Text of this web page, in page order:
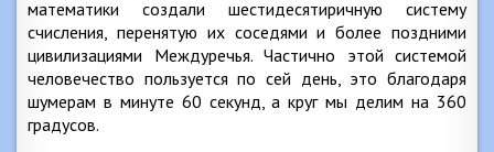
математики создали шестидесятиричную систему
счисления, перенятую их соседями и более поздними
цивилизациями Междуречья. Частично этой системой
человечество пользуется по сей день, это благодаря
шумерам в минуте 60 секунд, а круг мы делим на 360
градусов.